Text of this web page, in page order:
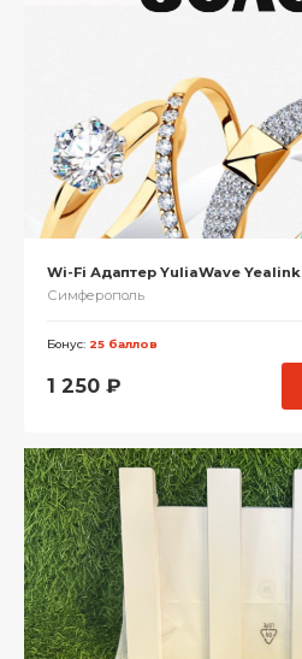
Wi-Fi Адаптер YuliaWave Yealink
Симферополь
Бонус: 25 баллов
1 250 ₽